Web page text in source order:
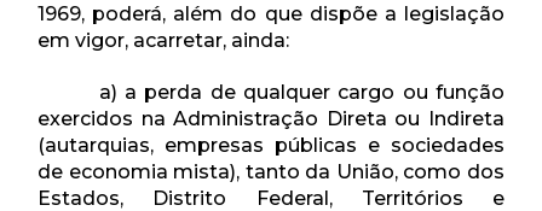
1969, poderá, além do que dispõe a legislação
em vigor, acarretar, ainda:
a) a perda de qualquer cargo ou função
exercidos na Administração Direta ou Indireta
(autarquias, empresas públicas e sociedades
de economia mista), tanto da União, como dos
Estados, Distrito Federal, Territórios e